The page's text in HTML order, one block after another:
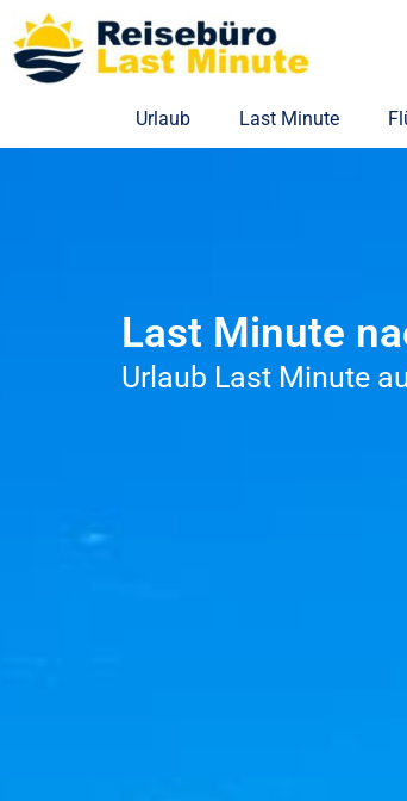
Zum
Inhalt
springen
Urlaub Last Minute
Last Minute
Urlaub Last Minute